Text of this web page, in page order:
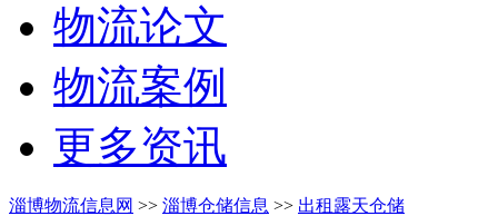
物流论文
物流案例
更多资讯
淄博物流信息网 >> 淄博仓储信息 >> 出租露天仓储